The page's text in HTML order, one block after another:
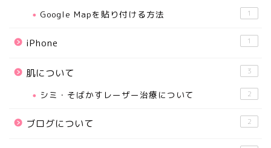
Google Mapを貼り付ける方法 1
iPhone 1
肌について 3
シミ・そばかすレーザー治療について 2
ブログについて 2